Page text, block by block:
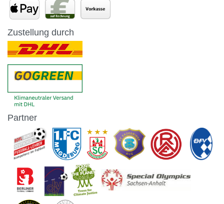
Zustellung durch
Partner